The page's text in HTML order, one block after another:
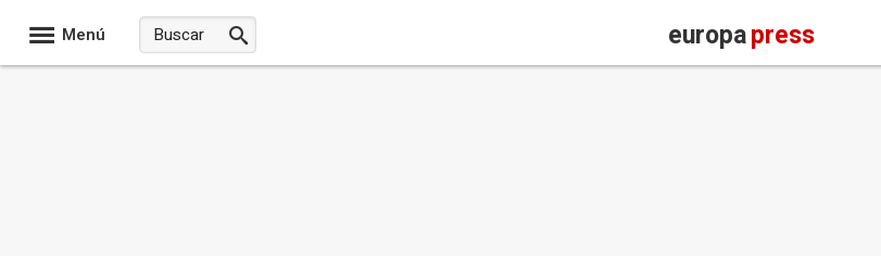
Menú europapress